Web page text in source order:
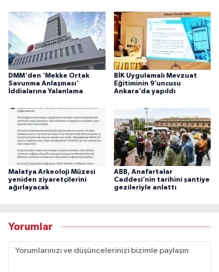
DMM'den 'Mekke Ortak
Savunma Anlaşması'
İddialarına Yalanlama
BİK Uygulamalı Mevzuat
Eğitiminin 9’uncusu
Ankara’da yapıldı
Malatya Arkeoloji Müzesi
yeniden ziyaretçilerini
ağırlayacak
ABB, Anafartalar
Caddesi’nin tarihini şantiye
gezileriyle anlattı
Yorumlar